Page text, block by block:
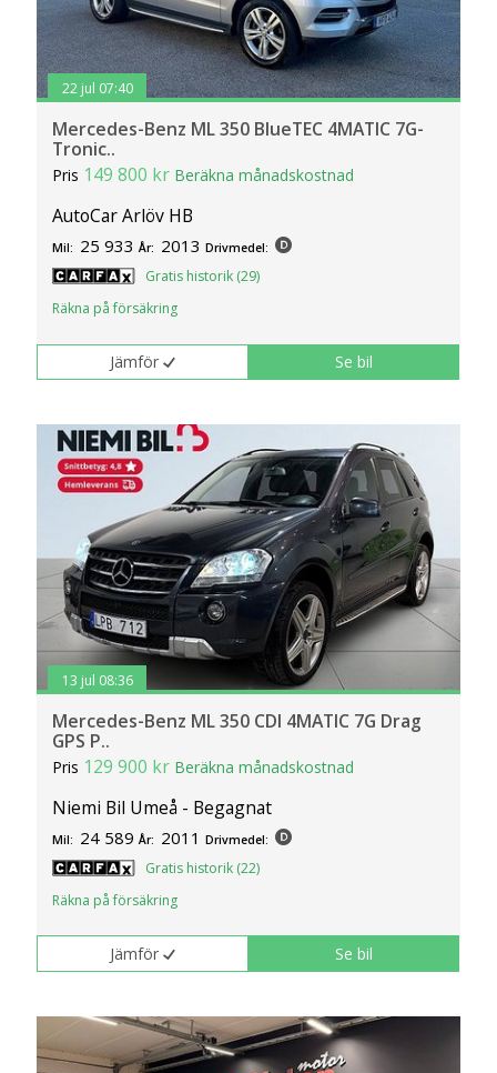
22 jul 07:40
Mercedes-Benz ML 350 BlueTEC 4MATIC 7G-
Tronic..
Pris 149 800 kr Beräkna månadskostnad
AutoCar Arlöv HB
Mil: 25 933 År: 2013 Drivmedel:
Gratis historik (29)
Räkna på försäkring
Jämför Se bil
13 jul 08:36
Mercedes-Benz ML 350 CDI 4MATIC 7G Drag
GPS P..
Pris 129 900 kr Beräkna månadskostnad
Niemi Bil Umeå - Begagnat
Mil: 24 589 År: 2011 Drivmedel:
Gratis historik (22)
Räkna på försäkring
Jämför Se bil